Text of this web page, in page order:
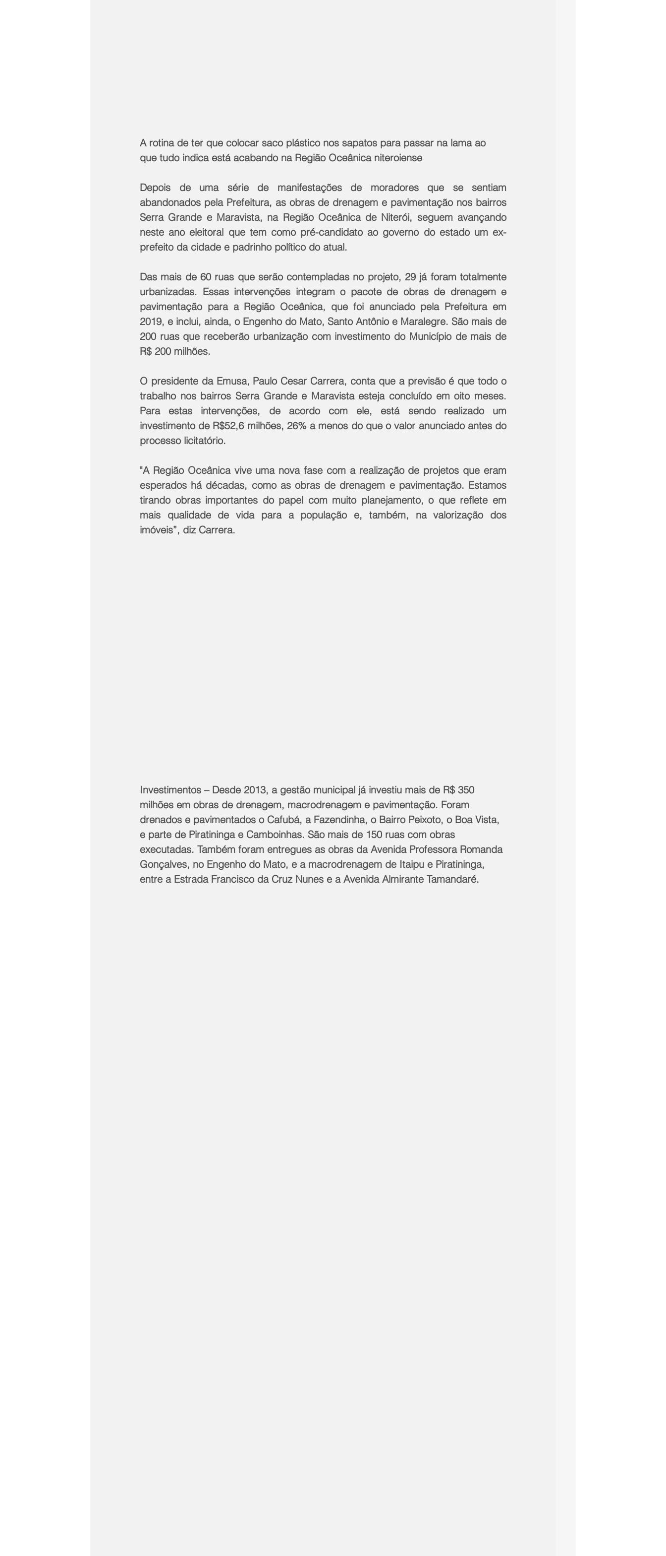
A rotina de ter que colocar saco plástico nos sapatos para passar na lama ao
que tudo indica está acabando na Região Oceânica niteroiense
Depois de uma série de manifestações de moradores que se sentiam
abandonados pela Prefeitura, as obras de drenagem e pavimentação nos bairros
Serra Grande e Maravista, na Região Oceânica de Niterói, seguem avançando
neste ano eleitoral que tem como pré-candidato ao governo do estado um ex-
prefeito da cidade e padrinho político do atual.
Das mais de 60 ruas que serão contempladas no projeto, 29 já foram totalmente
urbanizadas. Essas intervenções integram o pacote de obras de drenagem e
pavimentação para a Região Oceânica, que foi anunciado pela Prefeitura em
2019, e inclui, ainda, o Engenho do Mato, Santo Antônio e Maralegre. São mais de
200 ruas que receberão urbanização com investimento do Município de mais de
R$ 200 milhões.
O presidente da Emusa, Paulo Cesar Carrera, conta que a previsão é que todo o
trabalho nos bairros Serra Grande e Maravista esteja concluído em oito meses.
Para estas intervenções, de acordo com ele, está sendo realizado um
investimento de R$52,6 milhões, 26% a menos do que o valor anunciado antes do
processo licitatório.
"A Região Oceânica vive uma nova fase com a realização de projetos que eram
esperados há décadas, como as obras de drenagem e pavimentação. Estamos
tirando obras importantes do papel com muito planejamento, o que reflete em
mais qualidade de vida para a população e, também, na valorização dos
imóveis”, diz Carrera.
Investimentos – Desde 2013, a gestão municipal já investiu mais de R$ 350
milhões em obras de drenagem, macrodrenagem e pavimentação. Foram
drenados e pavimentados o Cafubá, a Fazendinha, o Bairro Peixoto, o Boa Vista,
e parte de Piratininga e Camboinhas. São mais de 150 ruas com obras
executadas. Também foram entregues as obras da Avenida Professora Romanda
Gonçalves, no Engenho do Mato, e a macrodrenagem de Itaipu e Piratininga,
entre a Estrada Francisco da Cruz Nunes e a Avenida Almirante Tamandaré.